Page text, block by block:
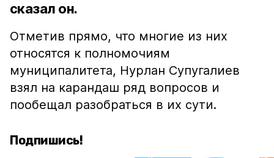
сказал он.
Отметив прямо, что многие из них
относятся к полномочиям
муниципалитета, Нурлан Супугалиев
взял на карандаш ряд вопросов и
пообещал разобраться в их сути.
Подпишись!